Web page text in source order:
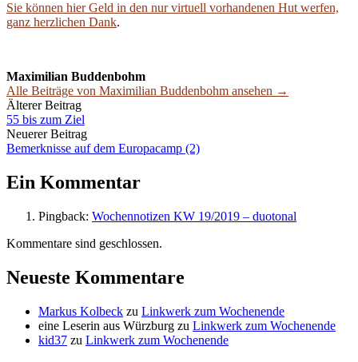
Sie können hier Geld in den nur virtuell vorhandenen Hut werfen,
ganz herzlichen Dank.
Maximilian Buddenbohm
Alle Beiträge von Maximilian Buddenbohm ansehen →
Beitrags-
Navigation
Älterer Beitrag
55 bis zum Ziel
Neuerer Beitrag
Bemerknisse auf dem Europacamp (2)
Ein Kommentar
Pingback: Wochennotizen KW 19/2019 – duotonal
Kommentare sind geschlossen.
Neueste Kommentare
Markus Kolbeck zu Linkwerk zum Wochenende
eine Leserin aus Würzburg zu Linkwerk zum Wochenende
kid37 zu Linkwerk zum Wochenende